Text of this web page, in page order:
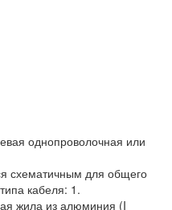
однопроволочная или
схематичным для общего
кабеля: 1.
жила из алюминия (I